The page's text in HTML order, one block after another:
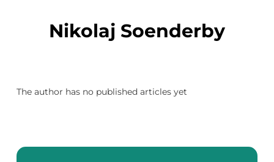
Nikolaj Soenderby
The author has no published articles yet